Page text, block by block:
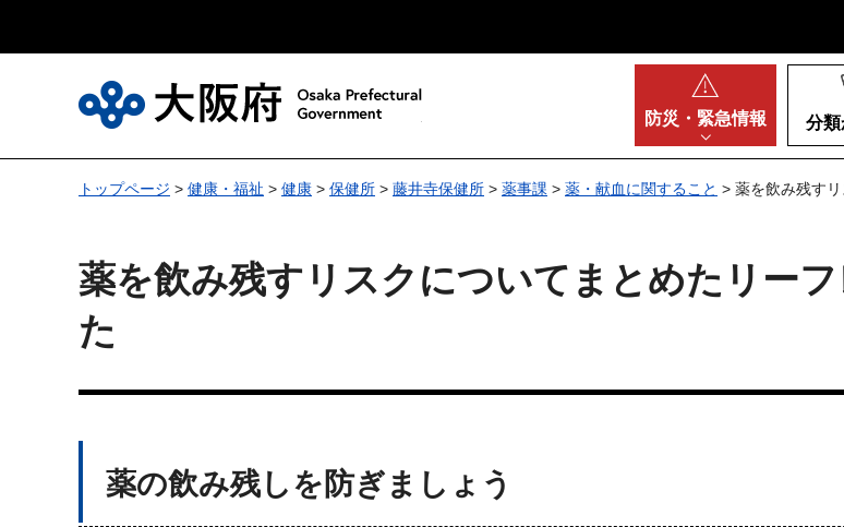
防災・ 緊急情報 分
トップページ > 健康・福祉 > 健康 > 保健所 > 藤井寺保健所 > 薬事課 > 薬・献血に関すること > 薬を飲み残す
薬を飲み残すリスクについてまとめたリー
た
薬の飲み残しを防ぎましょう